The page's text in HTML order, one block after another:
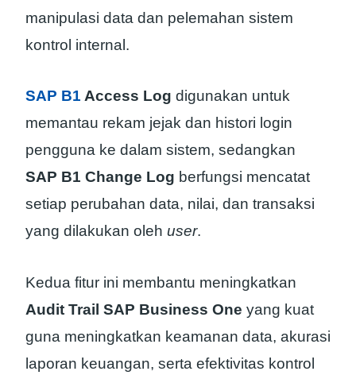
manipulasi data dan pelemahan sistem
kontrol internal.
SAP B1 Access Log digunakan untuk
memantau rekam jejak dan histori login
pengguna ke dalam sistem, sedangkan
SAP B1 Change Log berfungsi mencatat
setiap perubahan data, nilai, dan transaksi
yang dilakukan oleh user.
Kedua fitur ini membantu meningkatkan
Audit Trail SAP Business One yang kuat
guna meningkatkan keamanan data, akurasi
laporan keuangan, serta efektivitas kontrol